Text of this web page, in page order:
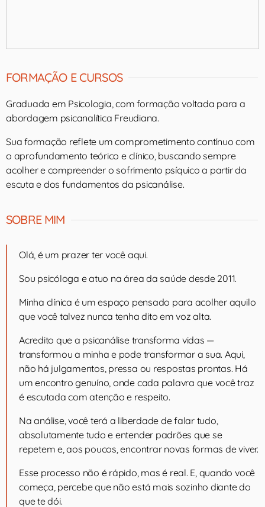
FORMAÇÃO E CURSOS
Graduada em Psicologia, com formação voltada para a
abordagem psicanalítica Freudiana.
Sua formação reflete um comprometimento contínuo com
o aprofundamento teórico e clínico, buscando sempre
acolher e compreender o sofrimento psíquico a partir da
escuta e dos fundamentos da psicanálise.
SOBRE MIM
Olá, é um prazer ter você aqui.
Sou psicóloga e atuo na área da saúde desde 2011.
Minha clínica é um espaço pensado para acolher aquilo
que você talvez nunca tenha dito em voz alta.
Acredito que a psicanálise transforma vidas —
transformou a minha e pode transformar a sua. Aqui,
não há julgamentos, pressa ou respostas prontas. Há
um encontro genuíno, onde cada palavra que você traz
é escutada com atenção e respeito.
Na análise, você terá a liberdade de falar tudo,
absolutamente tudo e entender padrões que se
repetem e, aos poucos, encontrar novas formas de viver.
Esse processo não é rápido, mas é real. E, quando você
começa, percebe que não está mais sozinho diante do
que te dói.